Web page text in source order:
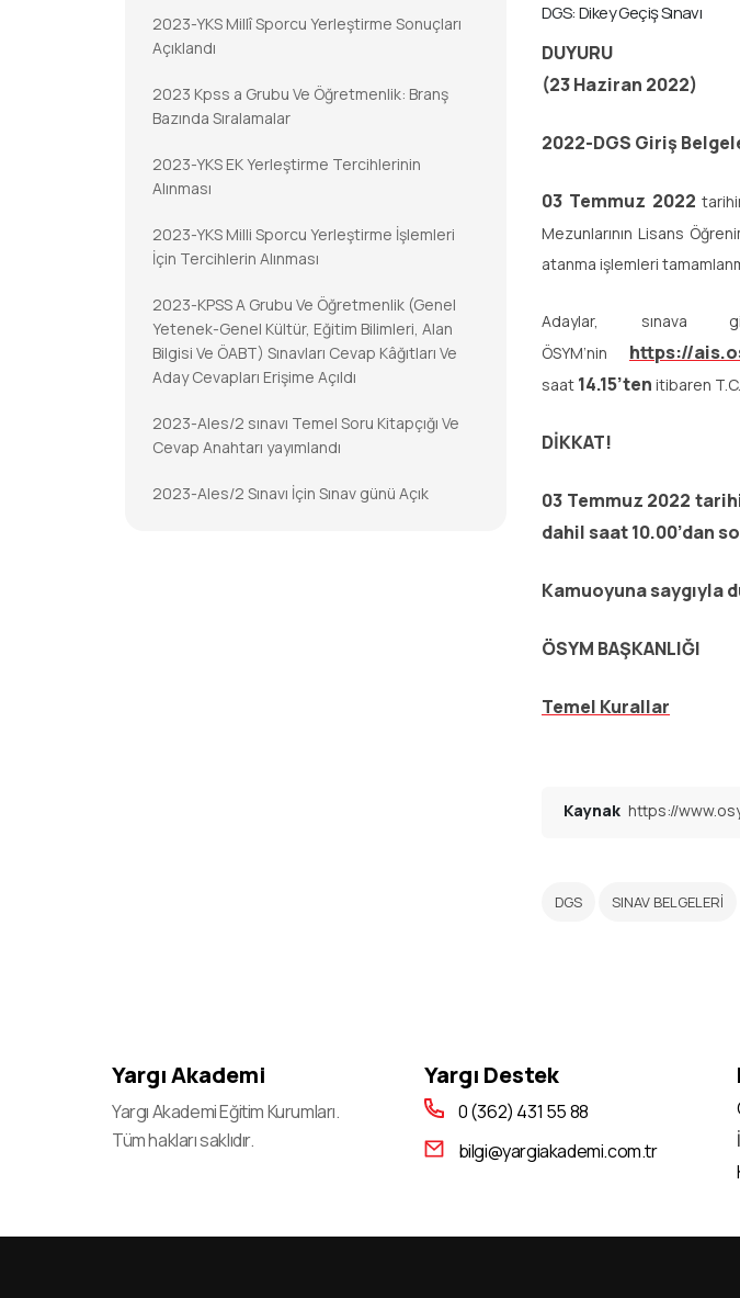
2023-YKS Millî Sporcu Yerleştirme Sonuçları
Açıklandı
2023 Kpss a Grubu Ve Öğretmenlik: Branş
Bazında Sıralamalar
2023-YKS EK Yerleştirme Tercihlerinin
Alınması
2023-YKS Milli Sporcu Yerleştirme İşlemleri
İçin Tercihlerin Alınması
2023-KPSS A Grubu Ve Öğretmenlik (Genel
Yetenek-Genel Kültür, Eğitim Bilimleri, Alan
Bilgisi Ve ÖABT) Sınavları Cevap Kâğıtları Ve
Aday Cevapları Erişime Açıldı
2023-Ales/2 sınavı Temel Soru Kitapçığı Ve
Cevap Anahtarı yayımlandı
2023-Ales/2 Sınavı İçin Sınav günü Açık
2023-KPSS Alan Bilgisi Oturumları için Sınav
Günü Açık Tutulacak İl/ilçe Nüfus Müdürlükleri
2023-KPSS A Grubu Ve Öğretmenlik Sınavı
DGS: Dikey Geçiş Sınavı
DUYURU
(23 Haziran 2022)
2022-DGS Giriş
03 Temmuz 2022
Mezunlarının Lisans
atanma işlemleri
Adaylar, sınava
ÖSYM’nin https://
saat 14.15’ten itibaren
DİKKAT!
03 Temmuz 2022
dahil saat 10.00’dan
Kamuoyuna saygıyla
ÖSYM BAŞKANLIĞI
Temel Kurallar
Kaynak https://
DGS SINAV BELGELERİ
Yargı Akademi
Yargı Akademi Eğitim Kurumları.
Tüm hakları saklıdır.
Yargı Destek
0 (362) 431 55 88
bilgi@yargiakademi.com.tr